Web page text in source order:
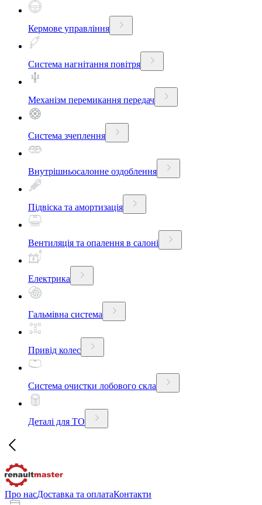
Кермове управління
Система нагнітання повітря
Механізм перемикання передач
Система зчеплення
Внутрішньосалонне оздоблення
Підвіска та амортизація
Вентиляція та опалення в салоні
Електрика
Гальмівна система
Привід колес
Система очистки лобового скла
Деталі для ТО
Про насДоставка та оплатаКонтакти